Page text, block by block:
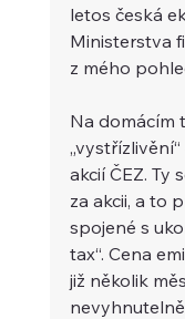
letos česká
Ministerstva
z mého
Na domácím
akcií ČEZ.
za akcii, a to
spojené s
tax“. Cena
již několik